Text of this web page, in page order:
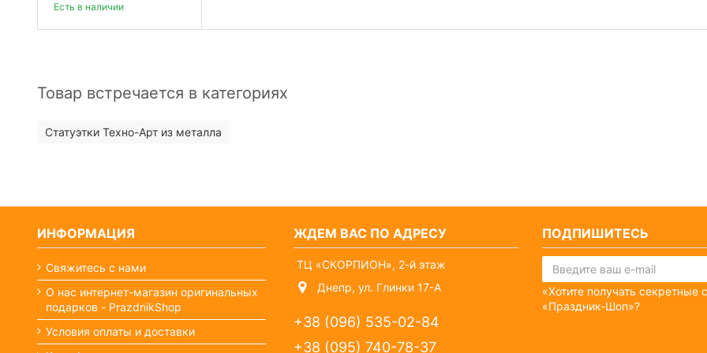
Есть в наличии
Товар встречается в категориях
Статуэтки Техно-Арт из металла
ИНФОРМАЦИЯ
Свяжитесь с нами
О нас интернет-магазин оригинальных
подарков - PrazdnikShop
Условия оплаты и доставки
ЖДЕМ ВАС ПО АДРЕСУ
ТЦ «СКОРПИОН», 2-й этаж
Днепр, ул. Глинки 17-А
+38 (096) 535-02-84
+38 (095) 740-78-37
ПОДПИШИТЕСЬ
«Хотите получать секретные
«Праздник-Шоп»?